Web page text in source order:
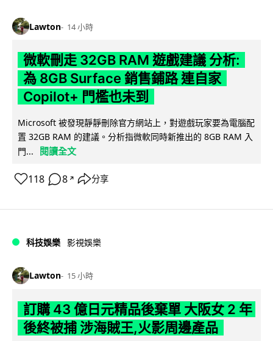
Lawton 14 小時
微軟刪走 32GB RAM 遊戲建議 分析:
為 8GB Surface 銷售鋪路 連自家
Copilot+ 門檻也未到
Microsoft 被發現靜靜刪除官方網站上，對遊戲玩家要為電腦配
置 32GB RAM 的建議。分析指微軟同時新推出的 8GB RAM 入
門...
閱讀全文
118 8 ↗ 分享
科技娛樂 影視娛樂
Lawton 15 小時
訂購 43 億日元精品後棄單 大阪女 2 年
後終被捕 涉海賊王,火影周邊產品